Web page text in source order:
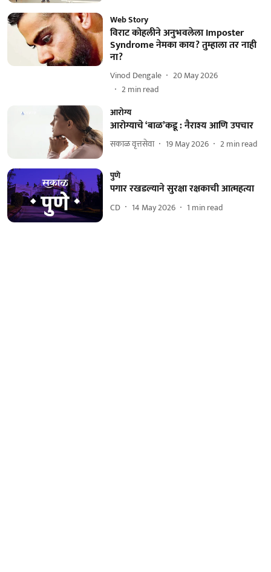
Web Story
विराट कोहलीने अनुभवलेला Imposter
Syndrome नेमका काय? तुम्हाला तर नाही
ना?
Vinod Dengale
20 May 2026
2min read
आरोग्य
आरोग्याचे ‘बाळ’कडू : नैराश्य आणि उपचार
सकाळ वृत्तसेवा 19 May 2026 2min read
पुणे
पगार रखडल्याने सुरक्षा रक्षकाची आत्महत्या
CD 14 May 2026 1 min read